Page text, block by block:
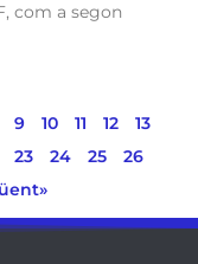
com a segon
9 10 11 12
13
23 24 25
26